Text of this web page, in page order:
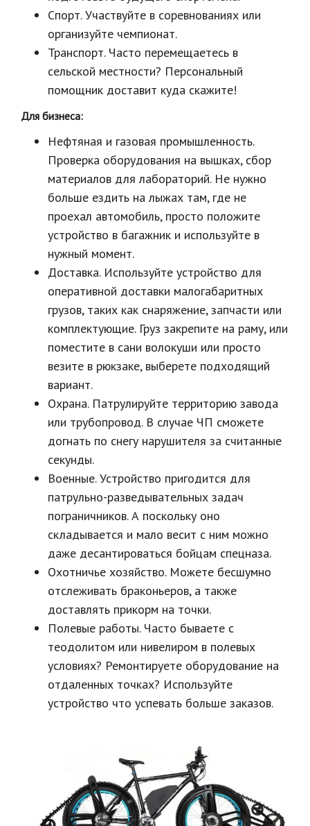
Спорт. Участвуйте в соревнованиях или
организуйте чемпионат.
Транспорт. Часто перемещаетесь в
сельской местности? Персональный
помощник доставит куда скажите!
Для бизнеса:
Нефтяная и газовая промышленность.
Проверка оборудования на вышках, сбор
материалов для лабораторий. Не нужно
больше ездить на лыжах там, где не
проехал автомобиль, просто положите
устройство в багажник и используйте в
нужный момент.
Доставка. Используйте устройство для
оперативной доставки малогабаритных
грузов, таких как снаряжение, запчасти или
комплектующие. Груз закрепите на раму, или
поместите в сани волокуши или просто
везите в рюкзаке, выберете подходящий
вариант.
Охрана. Патрулируйте территорию завода
или трубопровод. В случае ЧП сможете
догнать по снегу нарушителя за считанные
секунды.
Военные. Устройство пригодится для
патрульно-разведывательных задач
пограничников. А поскольку оно
складывается и мало весит с ним можно
даже десантироваться бойцам спецназа.
Охотничье хозяйство. Можете бесшумно
отслеживать браконьеров, а также
доставлять прикорм на точки.
Полевые работы. Часто бываете с
теодолитом или нивелиром в полевых
условиях? Ремонтируете оборудование на
отдаленных точках? Используйте
устройство что успевать больше заказов.